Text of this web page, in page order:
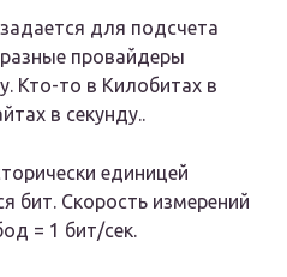
для подсчета
разные провайдеры
Кто-то в Килобитах в
в секунду..
единицей
бит. Скорость измерений
= 1 бит/сек.